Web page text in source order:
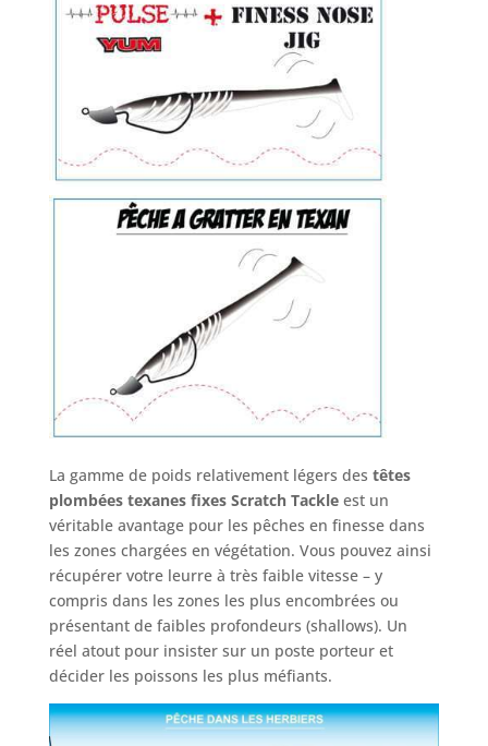
La gamme de poids relativement légers des têtes
plombées texanes fixes Scratch Tackle est un
véritable avantage pour les pêches en finesse dans
les zones chargées en végétation. Vous pouvez ainsi
récupérer votre leurre à très faible vitesse – y
compris dans les zones les plus encombrées ou
présentant de faibles profondeurs (shallows). Un
réel atout pour insister sur un poste porteur et
décider les poissons les plus méfiants.